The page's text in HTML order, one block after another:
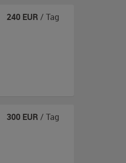
240 EUR / Tag
300 EUR / Tag